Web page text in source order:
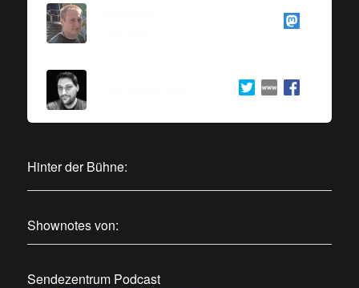
Hinter der Bühne:
Shownotes von:
Sendezentrum Podcast